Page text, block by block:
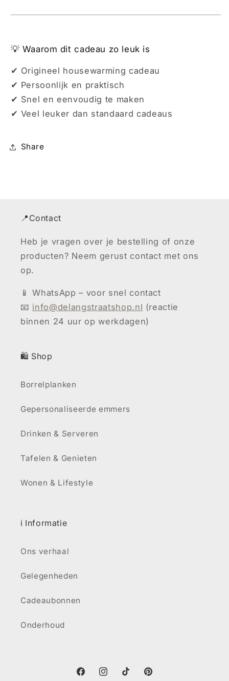
💡 Waarom dit cadeau zo leuk is
✔ Origineel housewarming cadeau
✔ Persoonlijk en praktisch
✔ Snel en eenvoudig te maken
✔ Veel leuker dan standaard cadeaus
Share
📍Contact
Heb je vragen over je bestelling of onze
producten? Neem gerust contact met ons
op.
📱 WhatsApp – voor snel contact
📧 info@delangstraatshop.nl (reactie
binnen 24 uur op werkdagen)
🛍️ Shop
Borrelplanken
Gepersonaliseerde emmers
Drinken & Serveren
Tafelen & Genieten
Wonen & Lifestyle
ℹ️ Informatie
Ons verhaal
Gelegenheden
Cadeaubonnen
Onderhoud
FacebookInstagramTikTokPinterest